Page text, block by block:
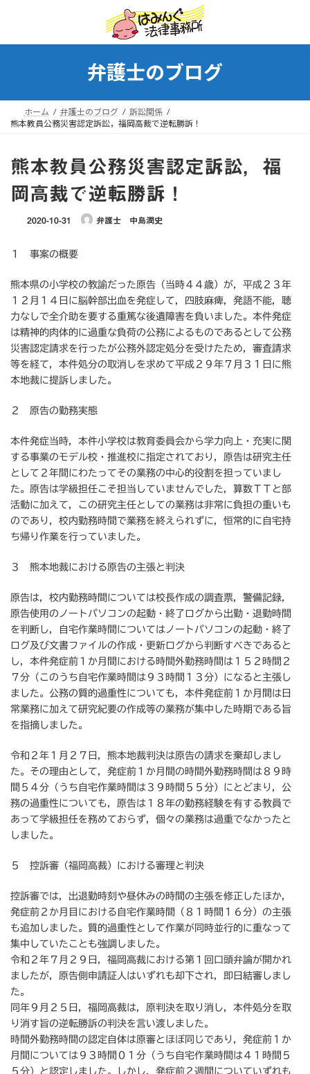
ン
キ
ー
に
弁護士のブログ
ホーム 弁護士のブログ
訴訟関係
熊本教員公務災害認定訴訟，福岡高裁で逆転勝訴！
熊本教員公務災害認定訴訟，福
岡高裁で逆転勝訴！
2020-10-31 弁護士 中島潤史
１ 事案の概要
熊本県の小学校の教諭だった原告（当時４４歳）が，平成２３年
１２月１４日に脳幹部出血を発症して，四肢麻痺，発語不能，聴
力なしで全介助を要する重篤な後遺障害を負いました。本件発症
は精神的肉体的に過重な負荷の公務によるものであるとして公務
災害認定請求を行ったが公務外認定処分を受けたため，審査請求
等を経て，本件処分の取消しを求めて平成２９年７月３１日に熊
本地裁に提訴しました。
２ 原告の勤務実態
本件発症当時，本件小学校は教育委員会から学力向上・充実に関
する事業のモデル校・推進校に指定されており，原告は研究主任
として２年間にわたってその業務の中心的役割を担っていまし
た。原告は学級担任こそ担当していませんでした，算数ＴＴと部
活動に加えて，この研究主任としての業務は非常に負担の重いも
のであり，校内勤務時間で業務を終えられずに，恒常的に自宅持
ち帰り作業を行っていました。
３ 熊本地裁における原告の主張と判決
原告は，校内勤務時間については校長作成の調査票，警備記録，
原告使用のノートパソコンの起動・終了ログから出勤・退勤時間
を判断し，自宅作業時間についてはノートパソコンの起動・終了
ログ及び文書ファイルの作成・更新ログから判断すべきであると
し，本件発症前１か月間における時間外勤務時間は１５２時間２
７分（このうち自宅作業時間は９３時間１３分）になると主張し
ました。公務の質的過重性についても，本件発症前１か月間は日
常業務に加えて研究紀要の作成等の業務が集中した時期である旨
を指摘しました。
令和２年１月２７日，熊本地裁判決は原告の請求を棄却しまし
た。その理由として，発症前１か月間の時間外勤務時間は８９時
間５４分（うち自宅作業時間は３９時間５５分）にとどまり，公
務の過重性についても，原告は１８年の勤務経験を有する教員で
あって学級担任を務めておらず，個々の業務は過重でなかったと
しました。
５ 控訴審（福岡高裁）における審理と判決
控訴審では，出退勤時刻や昼休みの時間の主張を修正したほか，
発症前２か月目における自宅作業時間（８１時間１６分）の主張
も追加しました。質的過重性として作業が同時並行的に重なって
集中していたことも強調しました。
令和２年７月２９日，福岡高裁における第１回口頭弁論が開かれ
ましたが，原告側申請証人はいずれも却下され，即日結審しまし
た。
同年９月２５日，福岡高裁は，原判決を取り消し，本件処分を取
り消す旨の逆転勝訴の判決を言い渡しました。
時間外勤務時間の認定自体は原審とほぼ同じであり，発症前１か
月間については９３時間０１分（うち自宅作業時間は４１時間５
５分）と認定しました。しかし，発症前２週間についていずれも